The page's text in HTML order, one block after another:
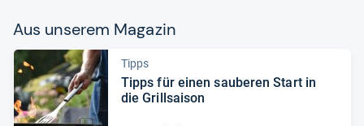
Aus unse­rem Maga­zin
Tipps
Tipps für einen sau­be­ren Start in
die Grill­sai­son